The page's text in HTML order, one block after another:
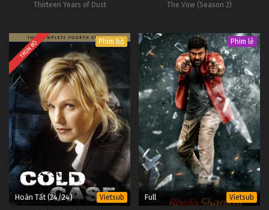
Thirteen Years of Dust The Vow (Season 2)
TRỌN BỘ Phim bộ
Hoàn Tất (24/24) Vietsub
Phim lẻ
Full Vietsub